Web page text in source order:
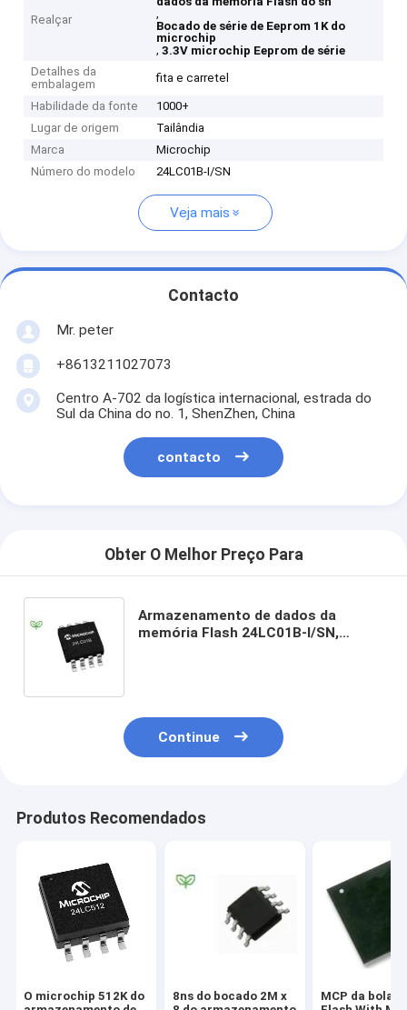
Realçar
,
Bocado de série de Eeprom 1K do
microchip
,3.3V microchip Eeprom de série
Detalhes da
embalagem
fita e carretel
Habilidade da fonte
1000+
Lugar de origem
Tailândia
Marca
Microchip
Número do modelo
24LC01B-I/SN
Veja mais
Contacto
Mr. peter
+8613211027073
Centro A-702 da logística internacional, estrada do
Sul da China do no. 1, ShenZhen, China
contacto
Obter O Melhor Preço Para
Armazenamento de dados da
memória Flash 24LC01B-I/SN,
Continue
Produtos Recomendados
O microchip 512K do
8ns do bocado 2M x
MCP da bola